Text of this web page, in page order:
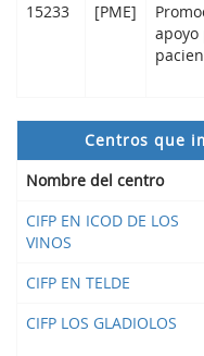
15233
[PME]
apoyo
Centros que
Nombre del centro
CIFP EN ICOD DE LOS
VINOS
CIFP EN TELDE
CIFP LOS GLADIOLOS